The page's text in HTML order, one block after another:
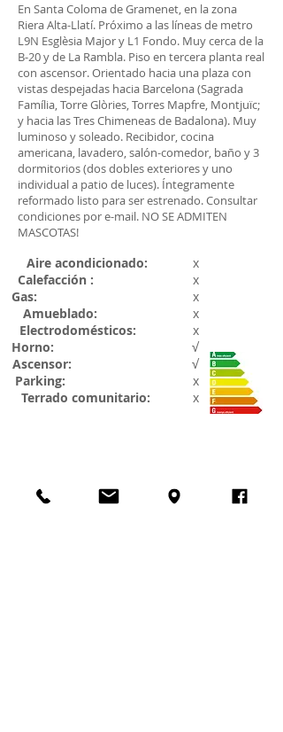
En Santa Coloma de Gramenet, en la zona
Riera Alta-Llatí. Próximo a las líneas de metro
L9N Esglèsia Major y L1 Fondo. Muy cerca de la
B-20 y de La Rambla. Piso en tercera planta real
con ascensor. Orientado hacia una plaza con
vistas despejadas hacia Barcelona (Sagrada
Família, Torre Glòries, Torres Mapfre, Montjuïc;
y hacia las Tres Chimeneas de Badalona). Muy
luminoso y soleado. Recibidor, cocina
americana, lavadero, salón-comedor, baño y 3
dormitorios (dos dobles exteriores y uno
individual a patio de luces). Íntegramente
reformado listo para ser estrenado. Consultar
condiciones por e-mail. NO SE ADMITEN
MASCOTAS!
Aire acondicionado:
x
Calefacción : x
Gas:
x
Amueblado: x
Electrodomésticos: x
Horno: √
Ascensor:
√
Parking: x
Terrado comunitario: x